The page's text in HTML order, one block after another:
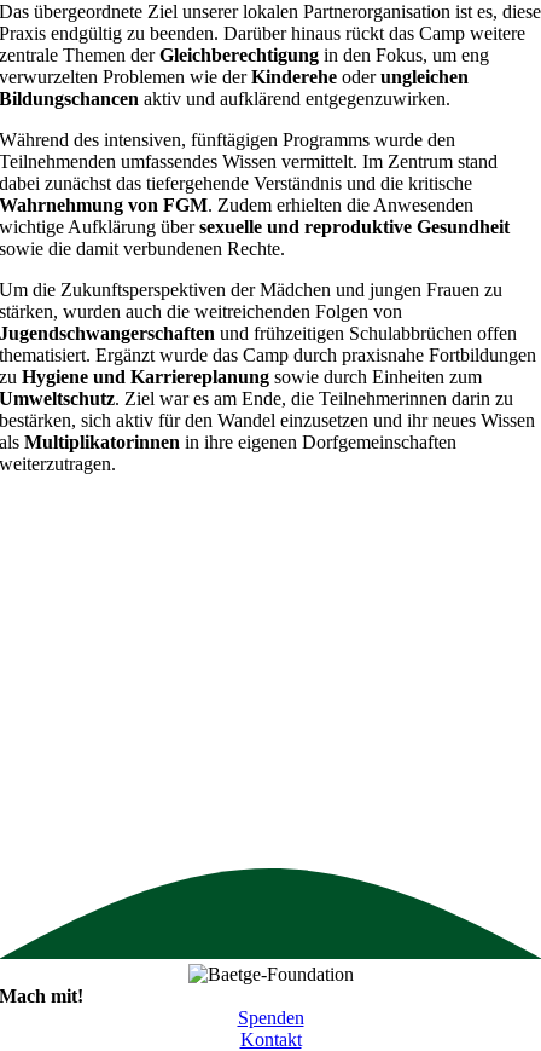
Das übergeordnete Ziel unserer lokalen Partnerorganisation ist es, diese
Praxis endgültig zu beenden. Darüber hinaus rückt das Camp weitere
zentrale Themen derGleichberechtigung in den Fokus, um eng
verwurzelten Problemen wie derKinderehe oderungleichen
Bildungschancen aktiv und aufklärend entgegenzuwirken.
Während des intensiven, fünftägigen Programms wurde den
Teilnehmenden umfassendes Wissen vermittelt. Im Zentrum stand
dabei zunächst das tiefergehende Verständnis und die kritische
Wahrnehmung von FGM. Zudem erhielten die Anwesenden
wichtige Aufklärung übersexuelle und reproduktive Gesundheit
sowie die damit verbundenen Rechte.
Um die Zukunftsperspektiven der Mädchen und jungen Frauen zu
stärken, wurden auch die weitreichenden Folgen von
Jugendschwangerschaften und frühzeitigen Schulabbrüchen offen
thematisiert. Ergänzt wurde das Camp durch praxisnahe Fortbildungen
zuHygiene und Karriereplanung sowie durch Einheiten zum
Umweltschutz. Ziel war es am Ende, die Teilnehmerinnen darin zu
bestärken, sich aktiv für den Wandel einzusetzen und ihr neues Wissen
alsMultiplikatorinnen in ihre eigenen Dorfgemeinschaften
weiterzutragen.
Mach mit!
Spenden
Kontakt